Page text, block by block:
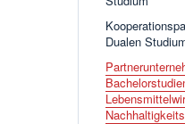
Dualen